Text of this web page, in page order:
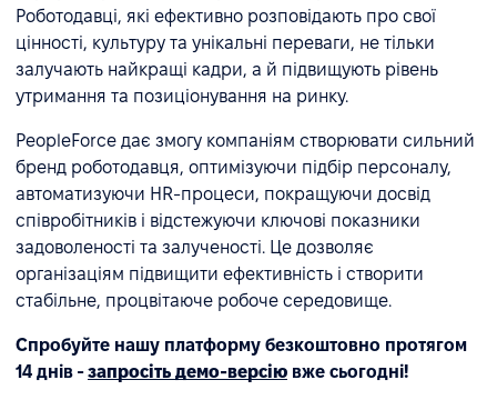
Роботодавці, які ефективно розповідають про свої
цінності, культуру та унікальні переваги, не тільки
залучають найкращі кадри, а й підвищують рівень
утримання та позиціонування на ринку.
PeopleForce дає змогу компаніям створювати сильний
бренд роботодавця, оптимізуючи підбір персоналу,
автоматизуючи HR-процеси, покращуючи досвід
співробітників і відстежуючи ключові показники
задоволеності та залученості. Це дозволяє
організаціям підвищити ефективність і створити
стабільне, процвітаюче робоче середовище.
Спробуйте нашу платформу безкоштовно протягом
14 днів -запросіть демо-версію вже сьогодні!